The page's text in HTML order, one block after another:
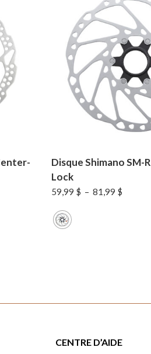
Disque Shimano SM-
Lock
59,99 $ – 81,99 $Plage
CENTRE D’AIDE